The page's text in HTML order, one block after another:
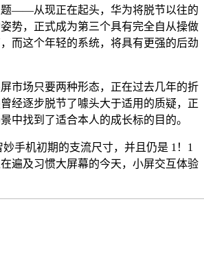
——从现正在起头，华为将脱节以往的
势，正式成为第三个具有完全自从操做
而这个年轻的系统，将具有更强的后劲
场只要两种形态，正在过去几年的折
经逐步脱节了噱头大于适用的质疑，正
中找到了适合本人的成长标的目的。
机初期的支流尺寸，并且仍是 1！1
遍及习惯大屏幕的今天，小屏交互体验